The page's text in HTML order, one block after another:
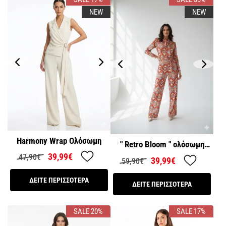
NEW
Harmony Wrap Ολόσωμη
47,90€ 39,99€
ΔΕΙΤΕ ΠΕΡΙΣΣΟΤΕΡΑ
NEW
" Retro Bloom " ολόσωμη
59,90€ 39,99€
ΔΕΙΤΕ ΠΕΡΙΣΣΟΤΕΡΑ
SALE 20% SALE 17%